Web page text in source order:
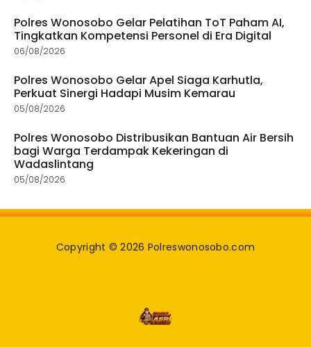
Polres Wonosobo Gelar Pelatihan ToT Paham AI,
Tingkatkan Kompetensi Personel di Era Digital
06/08/2026
Polres Wonosobo Gelar Apel Siaga Karhutla,
Perkuat Sinergi Hadapi Musim Kemarau
05/08/2026
Polres Wonosobo Distribusikan Bantuan Air Bersih
bagi Warga Terdampak Kekeringan di
Wadaslintang
05/08/2026
Copyright © 2026 Polreswonosobo.com